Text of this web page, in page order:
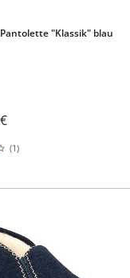
"Klassik" blau
(1)